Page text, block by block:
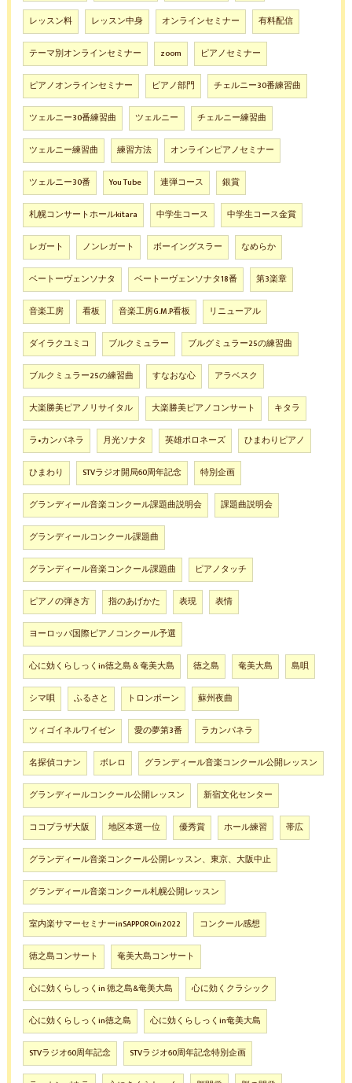
レッスン料 レッスン中身 オンラインセミナー 有料配信
テーマ別オンラインセミナー zoom ピアノセミナー
ピアノオンラインセミナー ピアノ部門 チェルニー30番練習曲
ツェルニー30番練習曲 ツェルニー チェルニー練習曲
ツェルニー練習曲 練習方法 オンラインピアノセミナー
ツェルニー30番 You Tube 連弾コース 銀賞
札幌コンサートホールkitara 中学生コース 中学生コース金賞
レガート ノンレガート ボーイングスラー なめらか
ベートーヴェンソナタ ベートーヴェンソナタ18番 第3楽章
音楽工房 看板 音楽工房G.M.P看板 リニューアル
ダイラクユミコ ブルクミュラー ブルグミュラー25の練習曲
ブルクミュラー25の練習曲 すなおな心 アラベスク
大楽勝美ピアノリサイタル 大楽勝美ピアノコンサート キタラ
ラ•カンパネラ 月光ソナタ 英雄ポロネーズ ひまわりピアノ
ひまわり STVラジオ開局60周年記念 特別企画
グランディール音楽コンクール課題曲説明会 課題曲説明会
グランディールコンクール課題曲
グランディール音楽コンクール課題曲 ピアノタッチ
ピアノの弾き方 指のあげかた 表現 表情
ヨーロッパ国際ピアノコンクール予選
心に効くらしっくin徳之島＆奄美大島 徳之島 奄美大島 島唄
シマ唄 ふるさと トロンボーン 蘇州夜曲
ツィゴイネルワイゼン 愛の夢第3番 ラカンパネラ
名探偵コナン ボレロ グランディール音楽コンクール公開レッスン
グランディールコンクール公開レッスン 新宿文化センター
ココプラザ大阪 地区本選一位 優秀賞 ホール練習 帯広
グランディール音楽コンクール公開レッスン、東京、大阪中止
グランディール音楽コンクール札幌公開レッスン
室内楽サマーセミナーinSAPPOROin2022 コンクール感想
徳之島コンサート 奄美大島コンサート
心に効くらしっくin 徳之島&奄美大島 心に効くクラシック
心に効くらしっくin徳之島 心に効くらしっくin奄美大島
STVラジオ60周年記念 STVラジオ60周年記念特別企画